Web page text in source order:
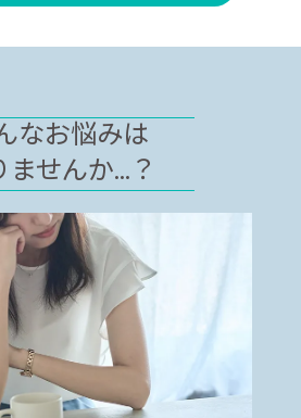
なお悩みは
ませんか...？